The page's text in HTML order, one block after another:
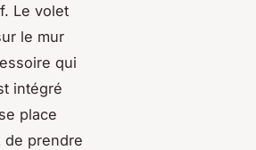
Le volet
le mur
qui
intégré
place
de prendre